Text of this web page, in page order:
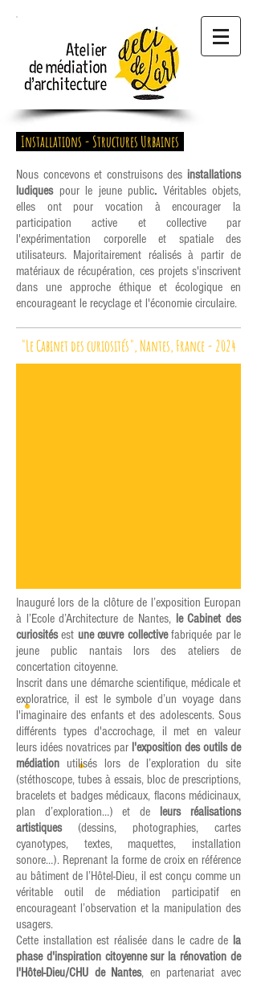
Installations - Structures Urbaines
Nous concevons et construisons des installations
ludiquespour le jeune public. Véritables objets,
elles ont pour vocation à encourager la
participation active et collective par
l'expérimentation corporelle et spatiale des
utilisateurs. Majoritairement réalisés à partir de
matériaux de récupération, ces projets s'inscrivent
dans une approche éthique et écologique en
encourageant le recyclage et l'économie circulaire.
Inauguré lors de la clôture de l’exposition Europan
à l’Ecole d’Architecture de Nantes, le Cabinet des
curiositésest une œuvre collectivefabriquée par le
jeune public nantais lors des ateliers de
concertation citoyenne.
Inscrit dans une démarche scientifique, médicale et
exploratrice, il est le symbole d’un voyage dans
l'imaginaire des enfants et des adolescents. Sous
différents types d'accrochage, il met en valeur
leurs idées novatrices par l'exposition des outils de
médiation utilisés lors de l’exploration du site
(stéthoscope, tubes à essais, bloc de prescriptions,
bracelets et badges médicaux, flacons médicinaux,
plan d’exploration…) et de
leurs réalisations
artistiques(dessins, photographies, cartes
cyanotypes, textes, maquettes, installation
sonore…). Reprenant la forme de croix en référence
au bâtiment de l’Hôtel-Dieu, il est conçu comme un
véritable outil de médiation participatif en
encourageant l’observation et la manipulation des
usagers.
Cette installation est réalisée dans le cadre de la
phase d'inspiration citoyenne sur la rénovation de
l'Hôtel-Dieu/CHU de Nantes, en partenariat avec
"Le Cabinet des curiosités", Nantes, France - 2024